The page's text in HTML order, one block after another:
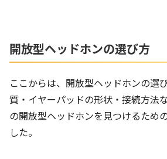
開放型ヘッドホンの選び方
ここからは、開放型ヘッドホンの選
質・イヤーパッドの形状・接続方法
の開放型ヘッドホンを見つけるため
した。